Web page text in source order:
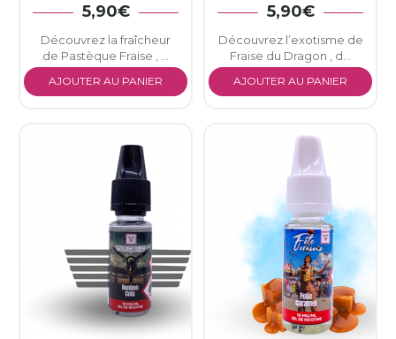
5,90€
Découvrez la fraîcheur
de Pastèque Fraise , ...
AJOUTER AU PANIER
5,90€
Découvrez l’exotisme de
Fraise du Dragon , d...
AJOUTER AU PANIER